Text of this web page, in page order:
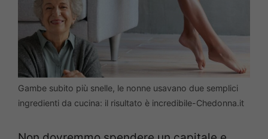
Gambe subito più snelle, le nonne usavano due semplici
ingredienti da cucina: il risultato è incredibile-Chedonna.it